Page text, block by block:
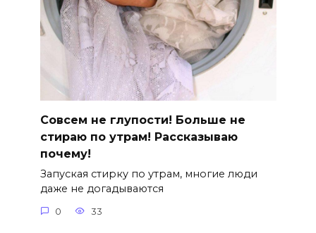
Совсем не глупости! Больше не
стираю по утрам! Рассказываю
почему!
Запуская стирку по утрам, многие люди
даже не догадываются
0 33